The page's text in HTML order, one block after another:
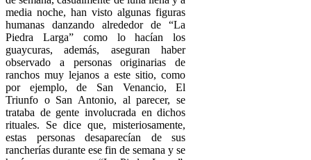
media noche, han visto algunas figuras
humanas danzando alrededor de “La
Piedra Larga” como lo hacían los
guaycuras, además, aseguran haber
observado a personas originarias de
ranchos muy lejanos a este sitio, como
por ejemplo, de San Venancio, El
Triunfo o San Antonio, al parecer, se
trataba de gente involucrada en dichos
rituales. Se dice que, misteriosamente,
estas personas desaparecían de sus
rancherías durante ese fin de semana y se